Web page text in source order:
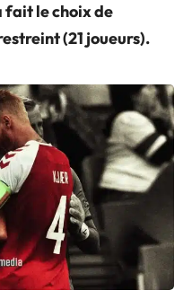
fait le choix de
(21 joueurs).